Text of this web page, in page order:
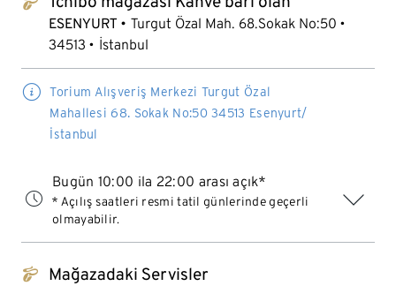
ESENYURT
Turgut Özal Mah. 68.Sokak No:50
34513
İstanbul
Torium Alışveriş Merkezi Turgut Özal
Mahallesi 68. Sokak No:50 34513 Esenyurt/
İstanbul
Bugün 10:00 ila 22:00 arası açık*
* Açılış saatleri resmi tatil günlerinde geçerli
olmayabilir.
tchibo_logo Mağazadaki Servisler